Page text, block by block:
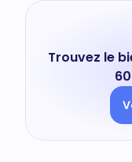
Trouvez le